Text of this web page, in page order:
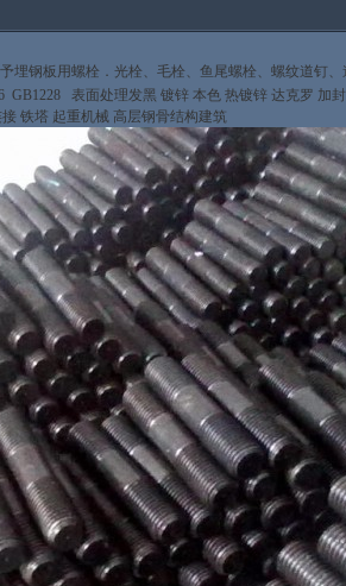
钢板用螺栓．光栓、毛栓、鱼尾螺栓、螺纹道钉、
GB1228 表面处理发黑 镀锌 本色 热镀锌 达克罗 加
铁塔 起重机械 高层钢骨结构建筑